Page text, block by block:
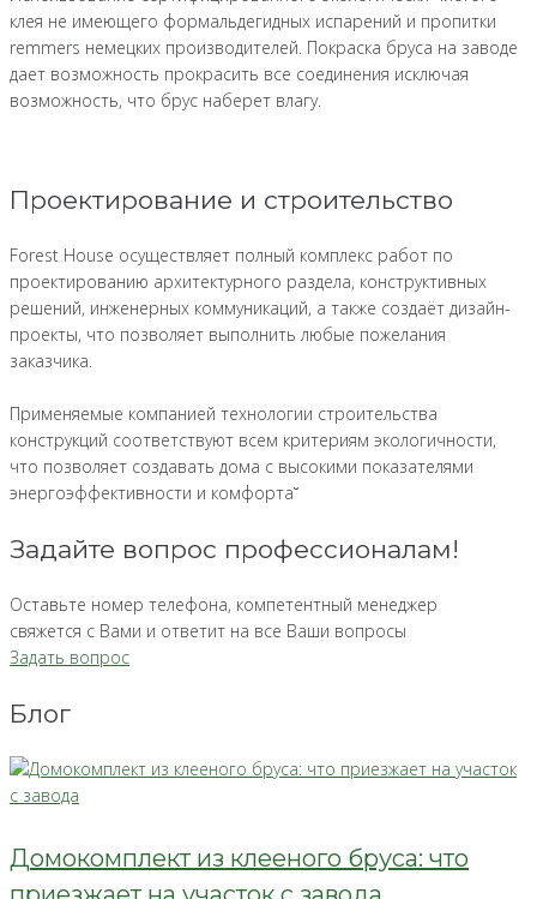
клея не имеющего формальдегидных испарений и пропитки
remmers немецких производителей. Покраска бруса на заводе
дает возможность прокрасить все соединения исключая
возможность, что брус наберет влагу.
Проектирование и строительство
Forest House осуществляет полный комплекс работ по
проектированию архитектурного раздела, конструктивных
решений, инженерных коммуникаций, а также создаёт дизайн-
проекты, что позволяет выполнить любые пожелания
заказчика.
Применяемые компанией технологии строительства
конструкций соответствуют всем критериям экологичности,
что позволяет создавать дома с высокими показателями
энергоэффективности и комфорта˘
Задайте вопрос профессионалам!
Оставьте номер телефона, компетентный менеджер
свяжется с Вами и ответит на все Ваши вопросы
Задать вопрос
Блог
Домокомплект из клееного бруса: что